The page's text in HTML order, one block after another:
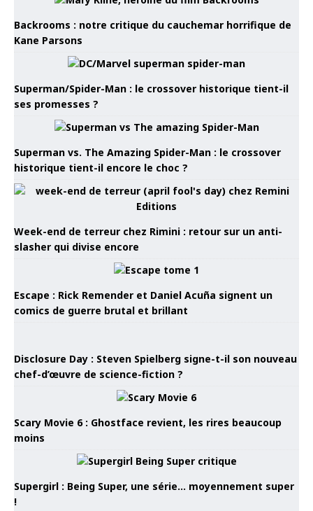
Backrooms : notre critique du cauchemar horrifique de
Kane Parsons
Superman/Spider-Man : le crossover historique tient-il
ses promesses ?
Superman vs. The Amazing Spider-Man : le crossover
historique tient-il encore le choc ?
Week-end de terreur chez Rimini : retour sur un anti-
slasher qui divise encore
Escape : Rick Remender et Daniel Acuña signent un
comics de guerre brutal et brillant
Disclosure Day : Steven Spielberg signe-t-il son nouveau
chef-d’œuvre de science-fiction ?
Scary Movie 6 : Ghostface revient, les rires beaucoup
moins
Supergirl : Being Super, une série… moyennement super
!